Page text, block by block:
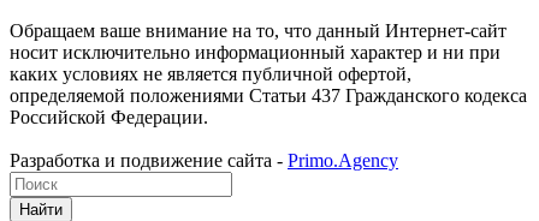
Обращаем ваше внимание на то, что данный Интернет-сайт
носит исключительно информационный характер и ни при
каких условиях не является публичной офертой,
определяемой положениями Статьи 437 Гражданского кодекса
Российской Федерации.
Разработка и подвижение сайта - Primo.Agency
Найти